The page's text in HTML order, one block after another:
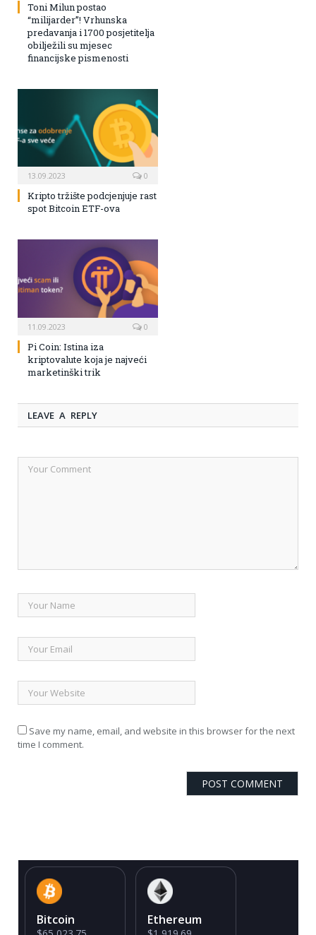
Toni Milun postao
“milijarder”! Vrhunska
predavanja i 1700 posjetitelja
obilježili su mjesec
financijske pismenosti
13.09.2023 0
Kripto tržište podcjenjuje rast
spot Bitcoin ETF-ova
11.09.2023 0
Pi Coin: Istina iza
kriptovalute koja je najveći
marketinški trik
LEAVE A REPLY
Save my name, email, and website in this browser for the next
time I comment.
Bitcoin Ethereum